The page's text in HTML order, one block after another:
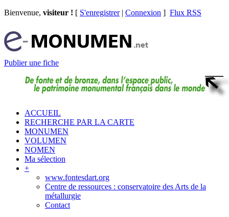
Bienvenue, visiteur ! [ S'enregistrer| Connexion ] Flux RSS
Publier une fiche
ACCUEIL
RECHERCHE PAR LA CARTE
MONUMEN
VOLUMEN
NOMEN
Ma sélection
+
www.fontesdart.org
Centre de ressources : conservatoire des Arts de la
métallurgie
Contact